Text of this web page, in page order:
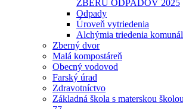
ZBERU ODPADOV 2025
Odpady
Úroveň vytriedenia
Alchýmia triedenia
Zberný dvor
Malá kompostáreň
Obecný vodovod
Farský úrad
Zdravotníctvo
Základná škola s materskou